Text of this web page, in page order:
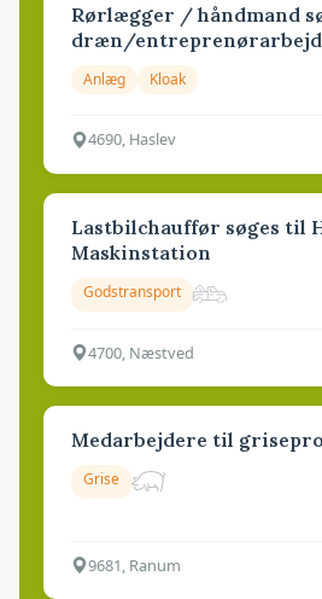
Rørlægger / håndmand
dræn/
Anlæg Kloak
4690, Haslev
Lastbilchauffør søges til
Maskinstation
Godstransport
4700, Næstved
Medarbejdere til
Grise
9681, Ranum